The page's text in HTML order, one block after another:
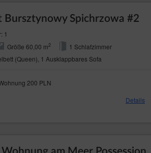
Bursztynowy Spichrzowa #2
1
Größe 60,00 m2
1 Schlafzimmer
(Queen), 1 Ausklappbares Sofa
200 PLN
Details